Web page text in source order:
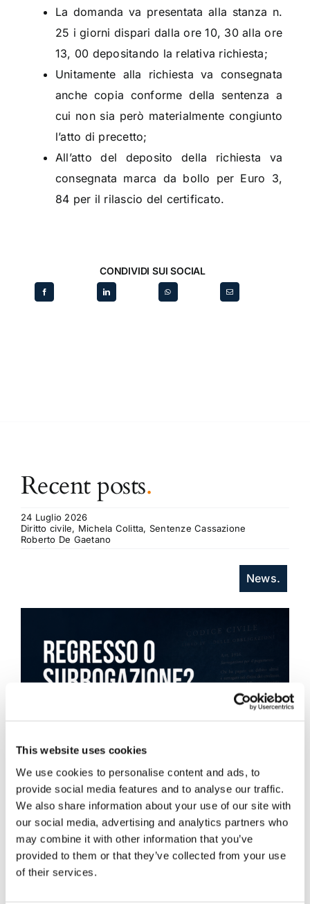
This website uses cookies
We use cookies to personalise content and ads, to
provide social media features and to analyse our traffic.
We also share information about your use of our site with
our social media, advertising and analytics partners who
may combine it with other information that you’ve
provided to them or that they’ve collected from your use
of their services.
La domanda va presentata alla stanza n.
25 i giorni dispari dalla ore 10, 30 alla ore
13, 00 depositando la relativa richiesta;
Unitamente alla richiesta va consegnata
anche copia conforme della sentenza a
cui non sia però materialmente congiunto
l’atto di precetto;
All’atto del deposito della richiesta va
consegnata marca da bollo per Euro 3,
84 per il rilascio del certificato.
CONDIVIDI SUI SOCIAL
Recent posts.
24 Luglio 2026
Diritto civile, Michela Colitta, Sentenze Cassazione
Roberto De Gaetano
News.